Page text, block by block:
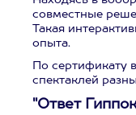
совместные
Такая
опыта.
По сертификату
спектаклей
"Ответ